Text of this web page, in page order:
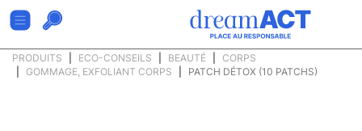
PRODUITS ECO-CONSEILS BEAUTÉ
CORPS
GOMMAGE, EXFOLIANT CORPS
PATCH DÉTOX (10 PATCHS)